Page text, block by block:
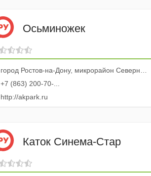
Осьминожек
город Ростов-на-Дону, микрорайон Северный, бульвар Комарова, 23
+7 (863) 200-70-...
http://akpark.ru
Каток Синема-Стар